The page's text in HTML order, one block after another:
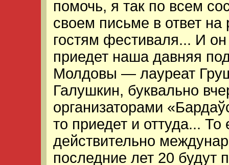
помочь, я так по всем
своем письме в ответ
гостям фестиваля... И
приедет наша давняя
Молдовы — лауреат
Галушкин, буквально
организаторами
то приедет и оттуда...
действительно
последние лет 20 будут